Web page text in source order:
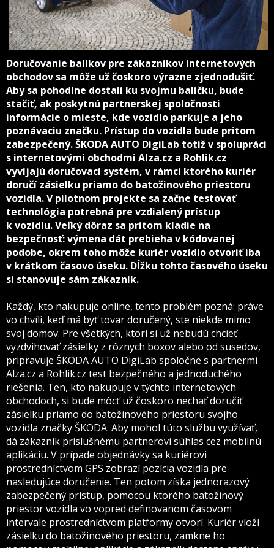
Doručovanie balíkov pre zákazníkov internetových
obchodov sa môže už čoskoro výrazne zjednodušiť.
Aby sa pohodlne dostali ku svojmu balíčku, bude
stačiť, ak poskytnú partnerskej spoločnosti
informácie o mieste, kde vozidlo parkuje a jeho
poznávaciu značku. Prístup do vozidla bude pritom
zabezpečený. ŠKODA AUTO DigiLab totiž v spolupráci
s internetovými obchodmi Alza.cz a Rohlik.cz
vyvíjajú doručovací systém, v rámci ktorého kuriér
doručí zásielku priamo do batožinového priestoru
vozidla. V pilotnom projekte sa začne testovať
technológia potrebná pre vzdialený prístup
k vozidlu. Veľký dôraz sa pritom kladie na
bezpečnosť: výmena dát prebieha v kódovanej
podobe, okrem toho môže kuriér vozidlo otvoriť iba
v krátkom časovo úseku. Dĺžku tohto časového úseku
si stanovuje sám zákazník.
Každý, kto nakupuje online, tento problém pozná: práve
vo chvíli, keď má byť tovar doručený, ste niekde mimo
svoj domov. Pre všetkých, ktorí si už nebudú chcieť
vyzdvihovať zásielky z rôznych boxov alebo od susedov,
pripravuje ŠKODA AUTO DigiLab spoločne s partnermi
Alza.cz a Rohlik.cz test bezpečného a jednoduchého
riešenia. Ten, kto nakupuje v týchto internetových
obchodoch, si bude môcť už čoskoro nechať doručiť
zásielku priamo do batožinového priestoru svojho
vozidla značky ŠKODA. Aby mohol túto službu využívať,
dá zákazník príslušnému partnerovi súhlas cez mobilnú
aplikáciu. V prípade objednávky sa kuriérovi
prostredníctvom GPS zobrazí pozícia vozidla pre
nasledujúce doručenie. Ten potom získa jednorazový
zabezpečený prístup, pomocou ktorého batožinový
priestor vozidla vo vopred definovanom časovom
intervale prostredníctvom platformy otvorí. Kuriér vloží
zásielku do batožinového priestoru, zamkne ho